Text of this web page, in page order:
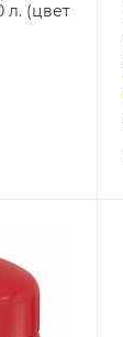
л. (цвет